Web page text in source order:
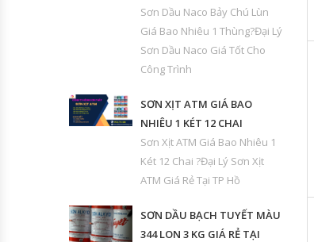
Sơn Dầu Naco Bảy Chú Lùn
Giá Bao Nhiêu 1 Thùng?Đại Lý
Sơn Dầu Naco Giá Tốt Cho
Công Trình
SƠN XỊT ATM GIÁ BAO
NHIÊU 1 KÉT 12 CHAI
Sơn Xịt ATM Giá Bao Nhiêu 1
Két 12 Chai ?Đại Lý Sơn Xịt
ATM Giá Rẻ Tại TP Hồ
SƠN DẦU BẠCH TUYẾT MÀU
344 LON 3 KG GIÁ RẺ TẠI